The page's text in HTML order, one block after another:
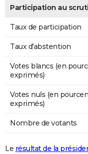
Participation au
Taux de participation
Taux d'abstention
Votes blancs (en
exprimés)
Votes nuls (en
exprimés)
Nombre de votants
Le résultat de la